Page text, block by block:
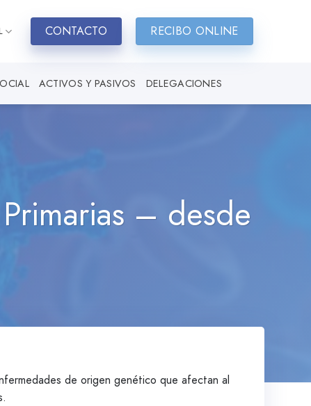
CONTACTO RECIBO ONLINE
ACTIVOS Y PASIVOS DELEGACIONES
– desde
de origen genético que afectan al